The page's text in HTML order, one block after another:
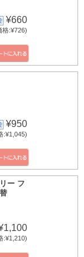
¥660
格:¥726)
¥950
:¥1,045)
ー フ
:¥1,210)